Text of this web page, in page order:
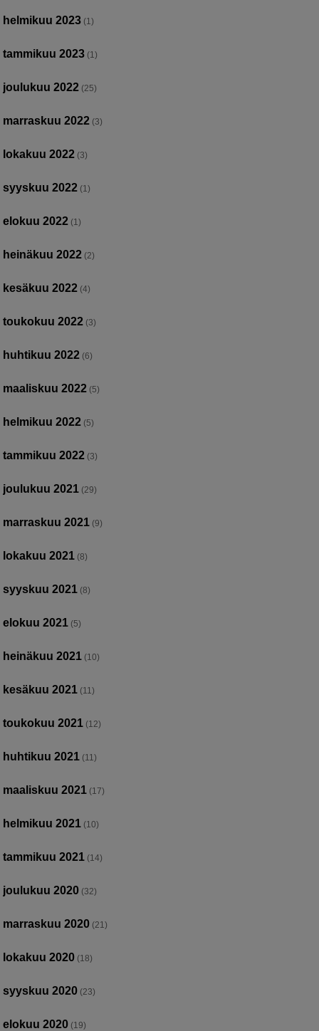
helmikuu 2023 (1)
tammikuu 2023 (1)
joulukuu 2022 (25)
marraskuu 2022 (3)
lokakuu 2022 (3)
syyskuu 2022 (1)
elokuu 2022 (1)
heinäkuu 2022 (2)
kesäkuu 2022 (4)
toukokuu 2022 (3)
huhtikuu 2022 (6)
maaliskuu 2022 (5)
helmikuu 2022 (5)
tammikuu 2022 (3)
joulukuu 2021 (29)
marraskuu 2021 (9)
lokakuu 2021 (8)
syyskuu 2021 (8)
elokuu 2021 (5)
heinäkuu 2021 (10)
kesäkuu 2021 (11)
toukokuu 2021 (12)
huhtikuu 2021 (11)
maaliskuu 2021 (17)
helmikuu 2021 (10)
tammikuu 2021 (14)
joulukuu 2020 (32)
marraskuu 2020 (21)
lokakuu 2020 (18)
syyskuu 2020 (23)
elokuu 2020 (19)